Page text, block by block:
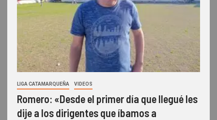
LIGA CATAMARQUEÑA VIDEOS
Romero: «Desde el primer día que llegué les
dije a los dirigentes que íbamos a